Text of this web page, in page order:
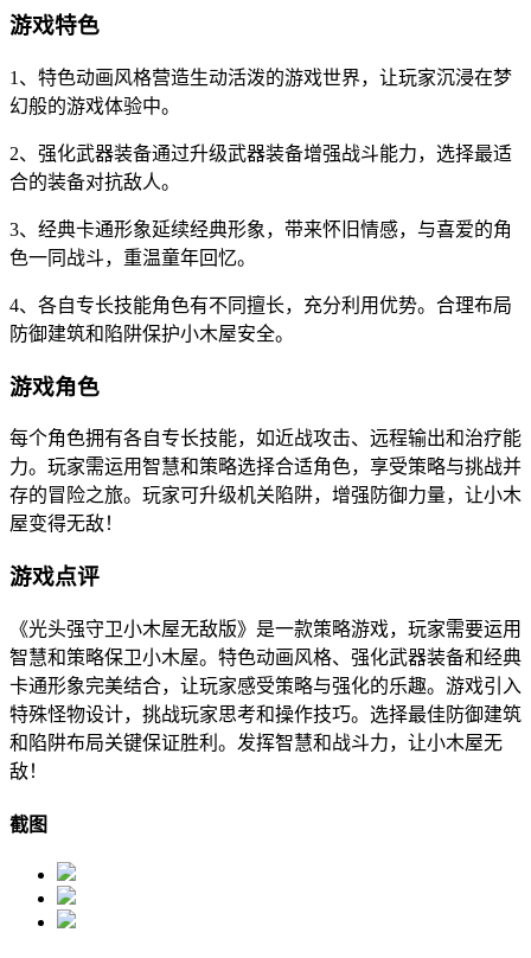
游戏特色
1、特色动画风格营造生动活泼的游戏世界，让玩家沉浸在梦
幻般的游戏体验中。
2、强化武器装备通过升级武器装备增强战斗能力，选择最适
合的装备对抗敌人。
3、经典卡通形象延续经典形象，带来怀旧情感，与喜爱的角
色一同战斗，重温童年回忆。
4、各自专长技能角色有不同擅长，充分利用优势。合理布局
防御建筑和陷阱保护小木屋安全。
游戏角色
每个角色拥有各自专长技能，如近战攻击、远程输出和治疗能
力。玩家需运用智慧和策略选择合适角色，享受策略与挑战并
存的冒险之旅。玩家可升级机关陷阱，增强防御力量，让小木
屋变得无敌！
游戏点评
《光头强守卫小木屋无敌版》是一款策略游戏，玩家需要运用
智慧和策略保卫小木屋。特色动画风格、强化武器装备和经典
卡通形象完美结合，让玩家感受策略与强化的乐趣。游戏引入
特殊怪物设计，挑战玩家思考和操作技巧。选择最佳防御建筑
和陷阱布局关键保证胜利。发挥智慧和战斗力，让小木屋无
敌！
截图